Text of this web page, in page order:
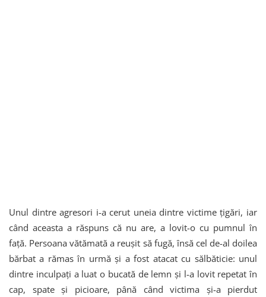
Unul dintre agresori i-a cerut uneia dintre victime țigări, iar
când aceasta a răspuns că nu are, a lovit-o cu pumnul în
față. Persoana vătămată a reușit să fugă, însă cel de-al doilea
bărbat a rămas în urmă și a fost atacat cu sălbăticie: unul
dintre inculpați a luat o bucată de lemn și l-a lovit repetat în
cap, spate și picioare, până când victima și-a pierdut